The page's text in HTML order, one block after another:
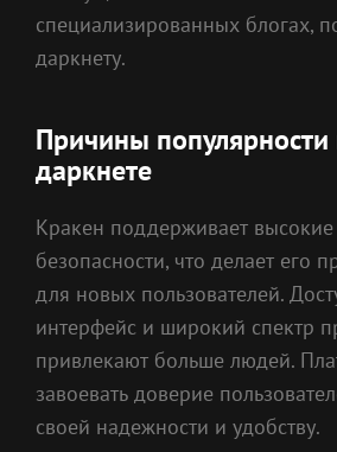
специализированных блогах,
даркнету.
Причины популярности
даркнете
Кракен поддерживает высокие
безопасности, что делает его
для новых пользователей.
интерфейс и широкий спектр
привлекают больше людей.
завоевать доверие
своей надежности и удобству.